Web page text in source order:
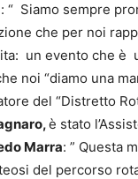
“ Siamo sempre
che per noi
un evento che è
noi “diamo una
del “Distretto
è stato
Marra: ” Questa
del percorso